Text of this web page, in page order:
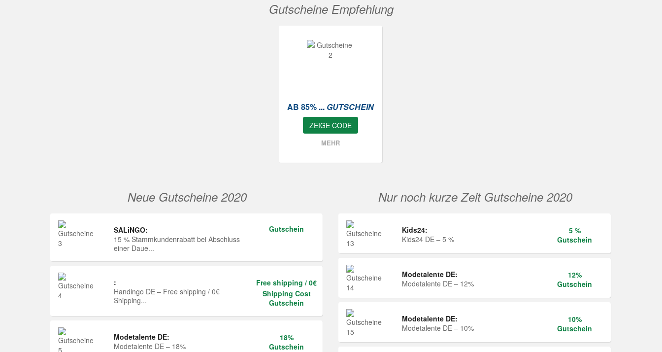
Gutscheine Empfehlung
AB 85% ... GUTSCHEIN
ZEIGE CODE
MEHR
Neue Gutscheine 2020
SALiNGO:
15 % Stammkundenrabatt bei Abschluss
einer Daue...
Gutschein
:
Handingo DE – Free shipping / 0€
Shipping...
Free shipping / 0€
Shipping Cost
Gutschein
Modetalente DE:
Modetalente DE – 18%
18%
Gutschein
Nur noch kurze Zeit Gutscheine 2020
Kids24:
Kids24 DE – 5 %
5 %
Gutschein
Modetalente DE:
Modetalente DE – 12%
12%
Gutschein
Modetalente DE:
Modetalente DE – 10%
10%
Gutschein